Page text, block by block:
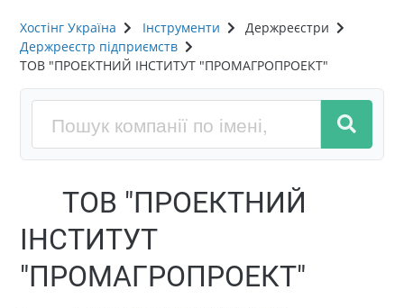
Хостінг Україна Інструменти
Держреєстри
Держреєстр підприємств
ТОВ "ПРОЕКТНИЙ ІНСТИТУТ "ПРОМАГРОПРОЕКТ"
ТОВ "ПРОЕКТНИЙ
ІНСТИТУТ
"ПРОМАГРОПРОЕКТ"